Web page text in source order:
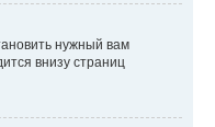
нужный вам
внизу страниц